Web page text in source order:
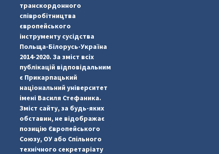
#PipIvanToday
транскордонного
співробітництва
європейського
інструменту сусідства
Польща-Білорусь-Україна
2014-2020. За зміст всіх
публікацій відповідальним
є Прикарпацький
національний університет
імені Василя Стефаника.
Зміст сайту, за будь-яких
обставин, не відображає
позицію Європейського
Союзу, ОУ або Спільного
технічного секретаріату